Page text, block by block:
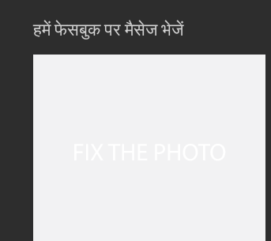
हमें फेसबुक पर मैसेज भेजें